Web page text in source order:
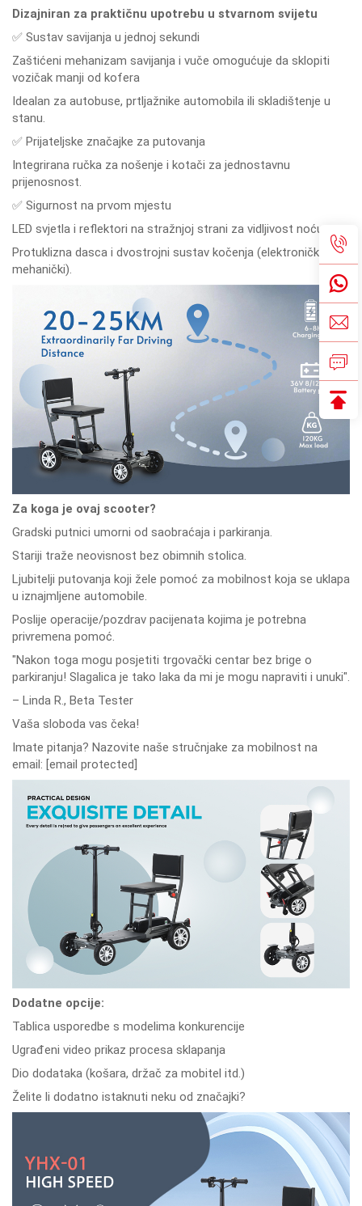
Dizajniran za praktičnu upotrebu u stvarnom svijetu
✅ Sustav savijanja u jednoj sekundi
Zaštićeni mehanizam savijanja i vuče omogućuje da sklopiti
vozičak manji od kofera
Idealan za autobuse, prtljažnike automobila ili skladištenje u
stanu.
✅ Prijateljske značajke za putovanja
Integrirana ručka za nošenje i kotači za jednostavnu
prijenosnost.
✅ Sigurnost na prvom mjestu
LED svjetla i reflektori na stražnjoj strani za vidljivost noću.
Protuklizna dasca i dvostrojni sustav kočenja (elektronički +
mehanički).
Za koga je ovaj scooter?
Gradski putnici umorni od saobraćaja i parkiranja.
Stariji traže neovisnost bez obimnih stolica.
Ljubitelji putovanja koji žele pomoć za mobilnost koja se uklapa
u iznajmljene automobile.
Poslije operacije/pozdrav pacijenata kojima je potrebna
privremena pomoć.
"Nakon toga mogu posjetiti trgovački centar bez brige o
parkiranju! Slagalica je tako laka da mi je mogu napraviti i unuki".
– Linda R., Beta Tester
Vaša sloboda vas čeka!
Imate pitanja? Nazovite naše stručnjake za mobilnost na
email: [email protected]
Dodatne opcije:
Tablica usporedbe s modelima konkurencije
Ugrađeni video prikaz procesa sklapanja
Dio dodataka (košara, držač za mobitel itd.)
Želite li dodatno istaknuti neku od značajki?